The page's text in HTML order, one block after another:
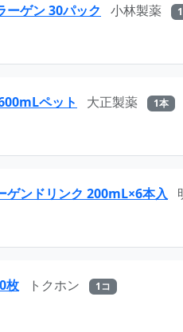
ーゲン 30パック 小林製薬
ペット 大正製薬 1本
ゲンドリンク 200mL×6本入
枚 トクホン 1コ